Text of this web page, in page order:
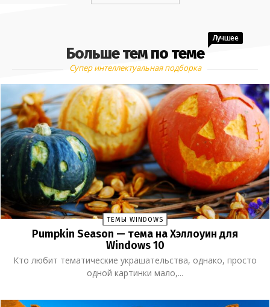
Больше тем по теме
Лучшее
Супер интеллектуальная подборка
ТЕМЫ WINDOWS
Pumpkin Season — тема на Хэллоуин для
Windows 10
Кто любит тематические украшательства, однако, просто
одной картинки мало,...